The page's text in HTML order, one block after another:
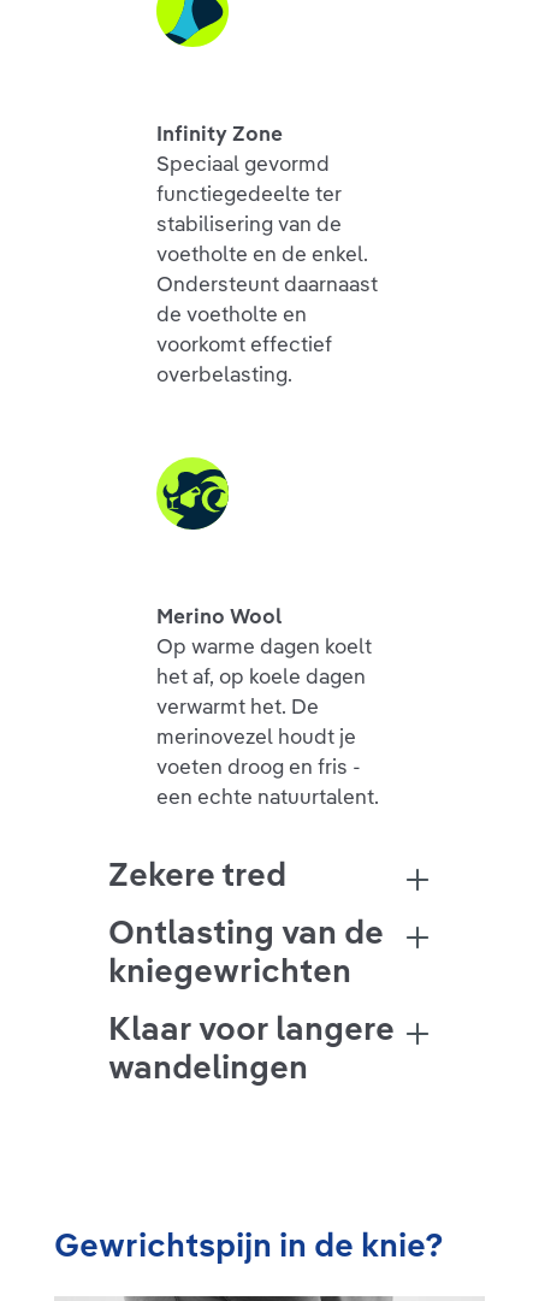
Infinity Zone
Speciaal gevormd
functiegedeelte ter
stabilisering van de
voetholte en de enkel.
Ondersteunt daarnaast
de voetholte en
voorkomt effectief
overbelasting.
Merino Wool
Op warme dagen koelt
het af, op koele dagen
verwarmt het. De
merinovezel houdt je
voeten droog en fris -
een echte natuurtalent.
Zekere tred
Ontlasting van de
kniegewrichten
Klaar voor langere
wandelingen
Gewrichtspijn in de knie?